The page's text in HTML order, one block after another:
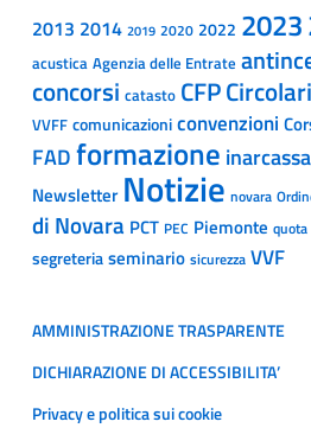
2013 2014 2019 2020 2022 2023
acustica Agenzia delle Entrate
concorsi catasto CFPCircolari
VVFF comunicazioniconvenzioni
FADformazione inarcassa
Newsletter Notizie novara
di Novara PCT PEC Piemonte quota
segreteriaseminario sicurezza VVF
AMMINISTRAZIONE TRASPARENTE
DICHIARAZIONE DI ACCESSIBILITA’
Privacy e politica sui cookie